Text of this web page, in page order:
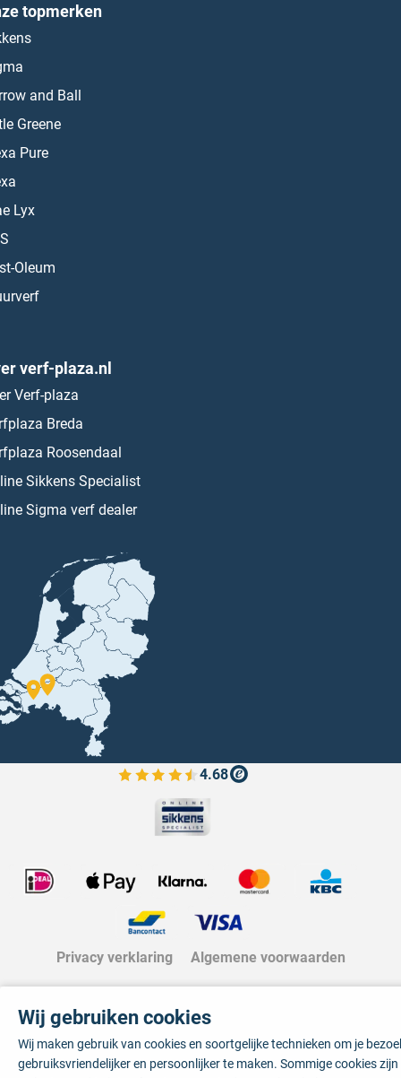
topmerken
and Ball
Greene
Pure
Lyx
Oleum
verf-plaza.nl
Verf-plaza
Breda
Roosendaal
Sikkens Specialist
Sigma verf dealer
4.68
Bekijk de verfplaza beoordelingen
Privacy verklaring Algemene voorwaarden
Wij gebruiken cookies
Wij maken gebruik van cookies en soortgelijke technieken om je
gebruiksvriendelijker en persoonlijker te maken. Sommige cookies